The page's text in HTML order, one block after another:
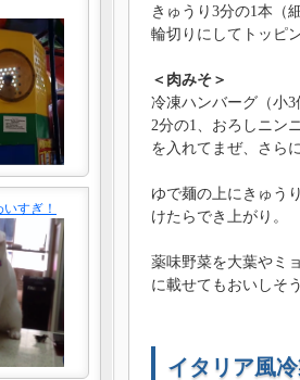
きゅうり3分の1本（
輪切りにしてトッピン
＜肉みそ＞
冷凍ハンバーグ（小
2分の1、おろしニン
を入れてまぜ、さら
ゆで麺の上にきゅう
けたらでき上がり。
薬味野菜を大葉やミ
に載せてもおいしそ
イタリア風
すぎ！